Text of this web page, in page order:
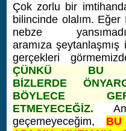
Çok zorlu bir
bilincinde olalım. Eğer
nebze
aramıza
gerçekleri
ÇÜNKÜ BU
BİZLERDE
BÖYLECE
ETMEYECEĞİZ.
geçemeyeceğim,